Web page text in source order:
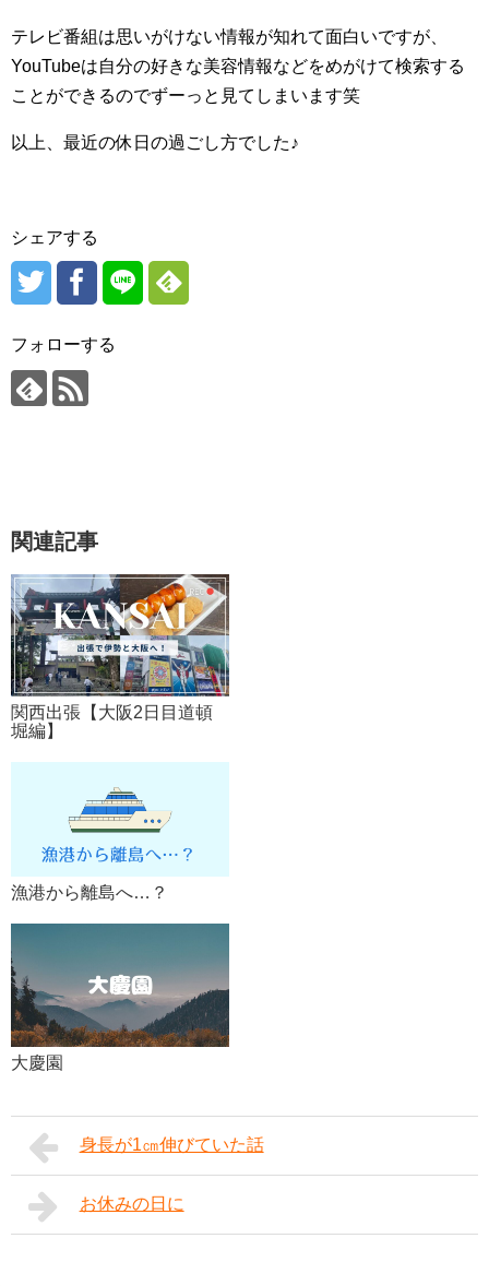
テレビ番組は思いがけない情報が知れて面白いですが、
YouTubeは自分の好きな美容情報などをめがけて検索する
ことができるのでずーっと見てしまいます笑
以上、最近の休日の過ごし方でした♪
シェアする
フォローする
関連記事
関西出張【大阪2日目道頓
堀編】
漁港から離島へ…？
大慶園
身長が1㎝伸びていた話
お休みの日に